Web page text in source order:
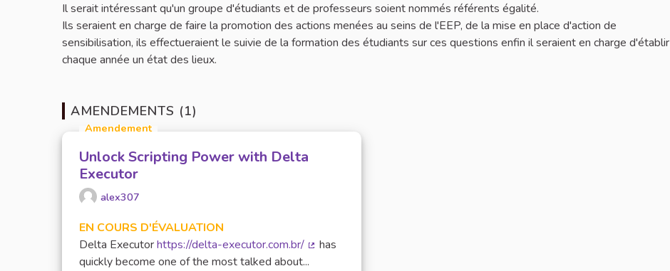
Il serait intéressant qu'un groupe d'étudiants et de professeurs soient nommés référents égalité.
Ils seraient en charge de faire la promotion des actions menées au seins de l'EEP, de la mise en place d'action de
sensibilisation, ils effectueraient le suivie de la formation des étudiants sur ces questions enfin il seraient en charge d'établir
chaque année un état des lieux.
AMENDEMENTS (1)
Amendement
Unlock Scripting Power with Delta
Executor
alex307
EN COURS D'ÉVALUATION
Delta Executorhttps://delta-executor.com.br/
has
quickly become one of the most talked about...